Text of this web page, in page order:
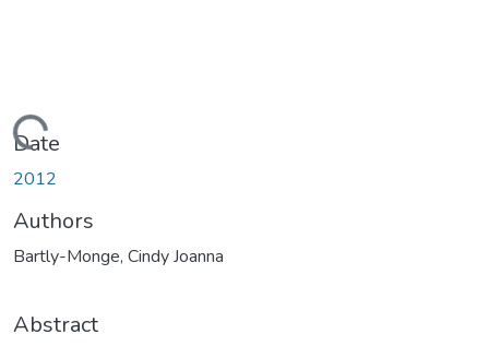
Date
2012
Authors
Bartly-Monge, Cindy Joanna
Abstract